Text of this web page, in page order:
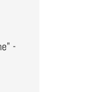
-